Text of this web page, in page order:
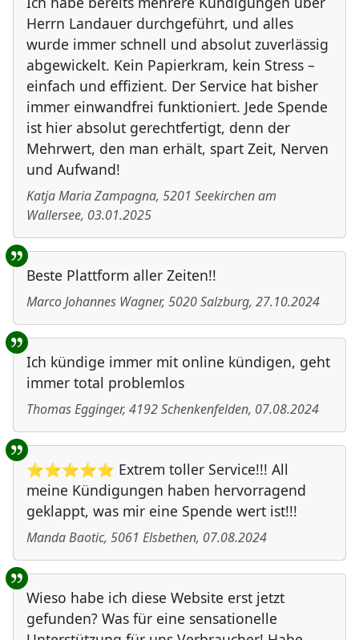
Herrn Landauer durchgeführt, und alles
wurde immer schnell und absolut zuverlässig
abgewickelt. Kein Papierkram, kein Stress –
einfach und effizient. Der Service hat bisher
immer einwandfrei funktioniert. Jede Spende
ist hier absolut gerechtfertigt, denn der
Mehrwert, den man erhält, spart Zeit, Nerven
und Aufwand!
Katja Maria Zampagna, 5201 Seekirchen am
Wallersee, 03.01.2025
Beste Plattform aller Zeiten!!
Marco Johannes Wagner, 5020Salzburg, 27.10.2024
Ich kündige immer mit online kündigen, geht
immer total problemlos
Thomas Egginger, 4192Schenkenfelden, 07.08.2024
⭐⭐⭐⭐⭐ Extrem toller Service!!! All
meine Kündigungen haben hervorragend
geklappt, was mir eine Spende wert ist!!!
Manda Baotic, 5061 Elsbethen, 07.08.2024
Wieso habe ich diese Website erst jetzt
gefunden? Was für eine sensationelle